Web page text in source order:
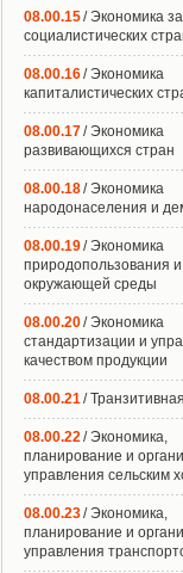
08.00.15/ Экономика
социалистических
08.00.16/ Экономика
капиталистических
08.00.17/ Экономика
развивающихся стран
08.00.18/ Экономика
народонаселения и
08.00.19/ Экономика
природопользования
окружающей среды
08.00.20/ Экономика
стандартизации и
качеством продукции
08.00.21/
08.00.22/ Экономика,
планирование и
управления сельским
08.00.23/ Экономика,
планирование и
управления